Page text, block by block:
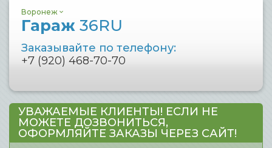
Воронеж
Гараж 36RU
Заказывайте по телефону:
+7 (920) 468-70-70
УВАЖАЕМЫЕ КЛИЕНТЫ! ЕСЛИ НЕ
МОЖЕТЕ ДОЗВОНИТЬСЯ,
ОФОРМЛЯЙТЕ ЗАКАЗЫ ЧЕРЕЗ САЙТ!